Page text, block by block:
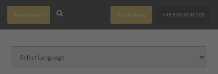
Rezensionen Ihre Anfrage +49 800 4040100